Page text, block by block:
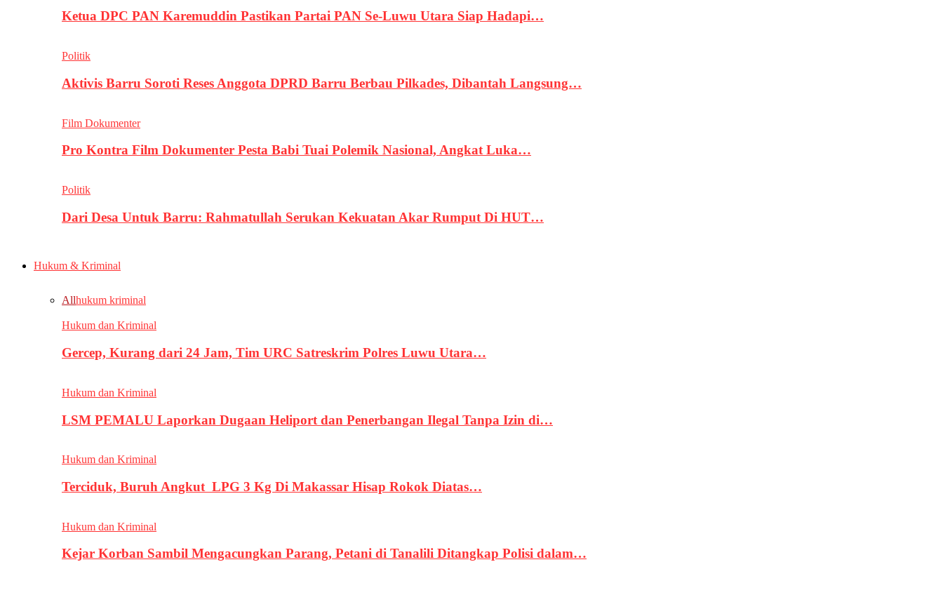
Ketua DPC PAN Karemuddin Pastikan Partai PAN Se-Luwu Utara Siap Hadapi…
Politik
Aktivis Barru Soroti Reses Anggota DPRD Barru Berbau Pilkades, Dibantah Langsung…
Film Dokumenter
Pro Kontra Film Dokumenter Pesta Babi Tuai Polemik Nasional, Angkat Luka…
Politik
Dari Desa Untuk Barru: Rahmatullah Serukan Kekuatan Akar Rumput Di HUT…
Hukum & Kriminal
Allhukum kriminal
Hukum dan Kriminal
Gercep, Kurang dari 24 Jam, Tim URC Satreskrim Polres Luwu Utara…
Hukum dan Kriminal
LSM PEMALU Laporkan Dugaan Heliport dan Penerbangan Ilegal Tanpa Izin di…
Hukum dan Kriminal
Terciduk, Buruh Angkut LPG 3 Kg Di Makassar Hisap Rokok Diatas…
Hukum dan Kriminal
Kejar Korban Sambil Mengacungkan Parang, Petani di Tanalili Ditangkap Polisi dalam…